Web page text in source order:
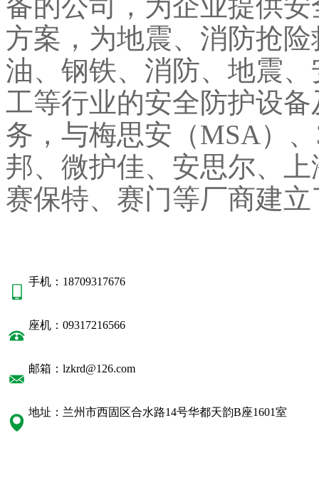
备的公司，为企业提供
方案，为地震、消防抢
油、钢铁、消防、地震
工等行业的安全防护设
务，与梅思安（MSA）、
邦、微护佳、安思尔、
赛保特、赛门等厂商建
手机：18709317676
座机：09317216566
邮箱：lzkrd@126.com
地址：兰州市西固区合水路14号华都天韵B座1601室